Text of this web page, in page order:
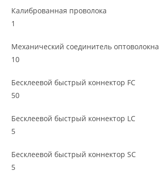
Калиброванная проволока
1
Механический соединитель оптоволокна
10
Бесклеевой быстрый коннектор FC
50
Бесклеевой быстрый коннектор LC
5
Бесклеевой быстрый коннектор SC
5